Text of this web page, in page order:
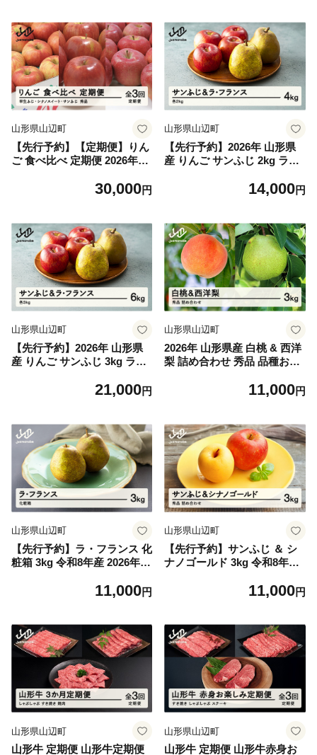
山形県山辺町
【先行予約】【定期便】りん
ご 食べ比べ 定期便 2026年産
早生ふじ シナノスイート サ
30,000円
山形県山辺町
【先行予約】2026年 山形県
産 りんご サンふじ 2kg ラ・
産 ラフランス リンゴ 林檎 セ
14,000円
山形県山辺町
【先行予約】2026年 山形県
産 りんご サンふじ 3kg ラ・
産 ラフランス リンゴ 林檎 セ
21,000円
山形県山辺町
2026年 山形県産 白桃 & 西洋
梨 詰め合わせ 秀品 品種おま
沖縄・離島への配送不可 ns-f
11,000円
山形県山辺町
【先行予約】ラ・フランス 化
粧箱 3kg 令和8年産 2026年産
沖縄・離島への配送不可 ns-l
11,000円
山形県山辺町
【先行予約】サンふじ ＆ シ
ナノゴールド 3kg 令和8年産
ナノゴールド 山形県産 果物
11,000円
山形県山辺町
山形牛 定期便 山形牛定期便
山形県山辺町
山形牛 定期便 山形牛赤身お